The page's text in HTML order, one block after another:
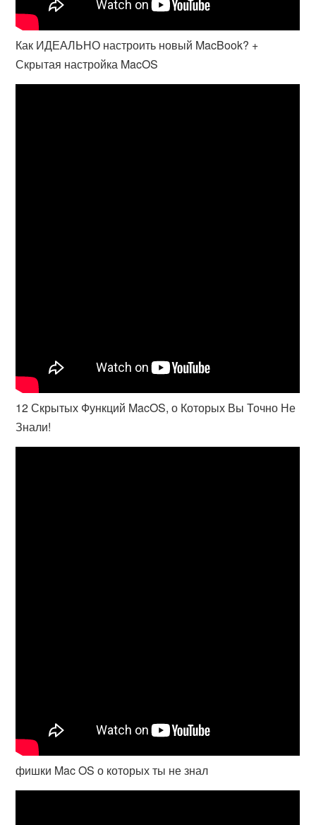
Как ИДЕАЛЬНО настроить новый MacBook? +
Скрытая настройка MacOS
12 Скрытых Функций MacOS, о Которых Вы Точно Не
Знали!
фишки Mac OS о которых ты не знал